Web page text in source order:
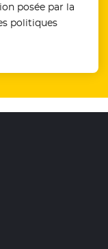
posée par la
politiques